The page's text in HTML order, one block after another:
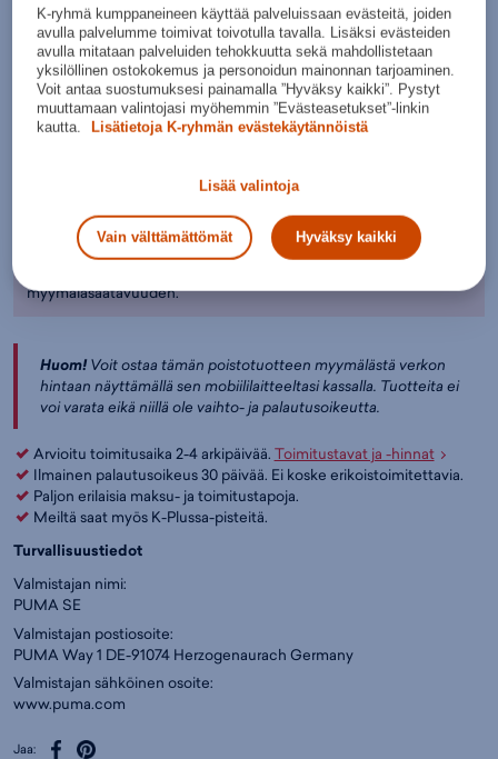
Musta
Valitse koko:
128
140 Kokotaulukko
Tarkista saatavuus ja nouda myymälästä
Verkkokauppa: SaatavillaMyymälät: Saatavilla
myymäläsaatavuuden.
Huom!Voit ostaa tämän poistotuotteen myymälästä verkon
hintaan näyttämällä sen mobiililaitteeltasi kassalla. Tuotteita ei
voi varata eikä niillä ole vaihto- ja palautusoikeutta.
Arvioitu toimitusaika 2-4 arkipäivää. Toimitustavat ja -hinnat
Ilmainen palautusoikeus 30 päivää. Ei koske erikoistoimitettavia.
Paljon erilaisia maksu- ja toimitustapoja.
Meiltä saat myös K-Plussa-pisteitä.
Turvallisuustiedot
Valmistajan nimi:
PUMA SE
Valmistajan postiosoite:
PUMA Way 1 DE-91074 Herzogenaurach Germany
Valmistajan sähköinen osoite:
www.puma.com
Jaa:
K-ryhmä kumppaneineen käyttää palveluissaan evästeitä, joiden
avulla palvelumme toimivat toivotulla tavalla. Lisäksi evästeiden
avulla mitataan palveluiden tehokkuutta sekä mahdollistetaan
yksilöllinen ostokokemus ja personoidun mainonnan tarjoaminen.
Voit antaa suostumuksesi painamalla ”Hyväksy kaikki”. Pystyt
muuttamaan valintojasi myöhemmin ”Evästeasetukset”-linkin
kautta.
Lisätietoja K-ryhmän evästekäytännöistä
Lisää valintoja
Vain välttämättömät Hyväksy kaikki